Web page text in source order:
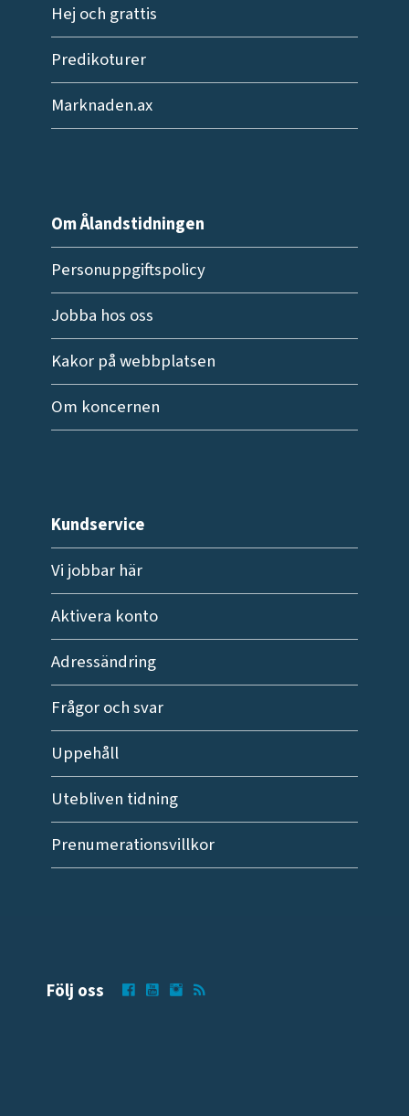
Hej och grattis
Predikoturer
Marknaden.ax
Om Ålandstidningen
Personuppgiftspolicy
Jobba hos oss
Kakor på webbplatsen
Om koncernen
Kundservice
Vi jobbar här
Aktivera konto
Adressändring
Frågor och svar
Uppehåll
Utebliven tidning
Prenumerationsvillkor
Följ oss